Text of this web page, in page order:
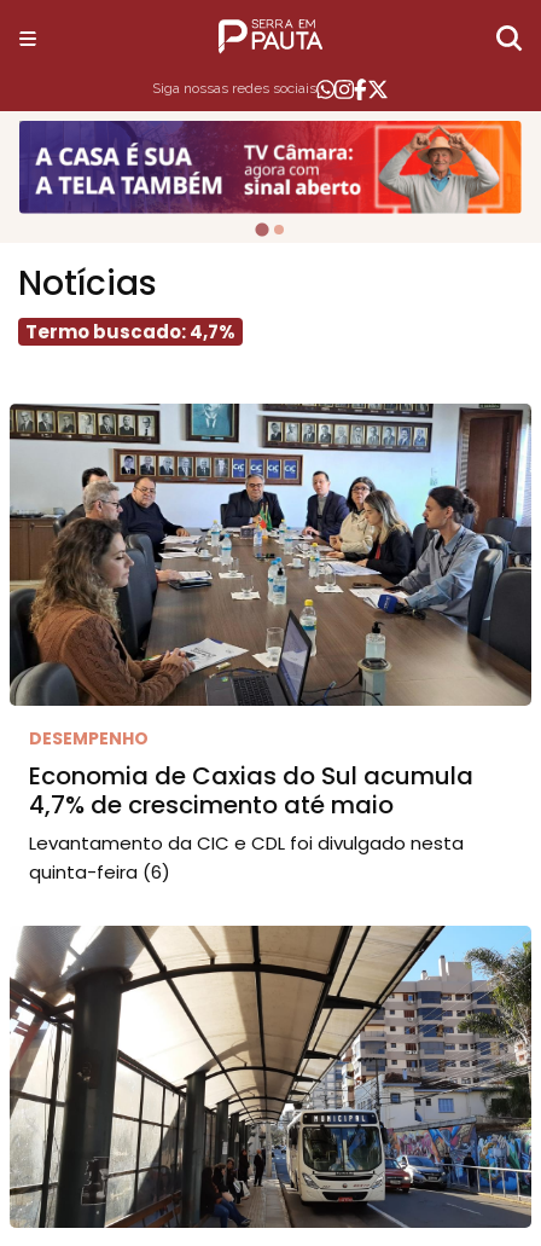
Siga nossas redes sociais
Notícias
Termo buscado: 4,7%
DESEMPENHO
Economia de Caxias do Sul acumula
4,7% de crescimento até maio
Levantamento da CIC e CDL foi divulgado nesta
quinta-feira (6)